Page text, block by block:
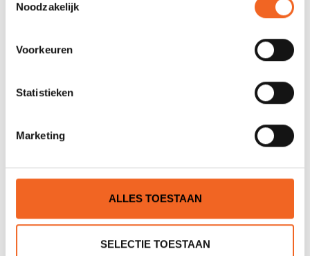
Noodzakelijk
Voorkeuren
Statistieken
Marketing
ALLES TOESTAAN
SELECTIE TOESTAAN
VAIKOBI OCEAN PADDLING
VAIKOBI SHIRT L/S VCOLD
€89,00